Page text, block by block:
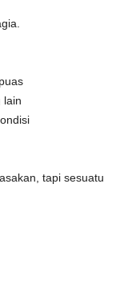
lain
tapi sesuatu